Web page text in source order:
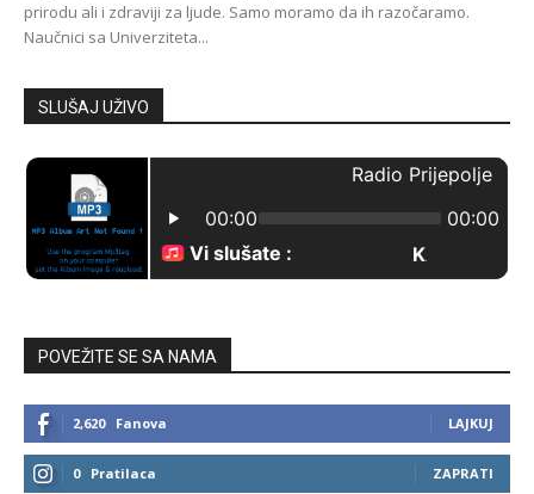
prirodu ali i zdraviji za ljude. Samo moramo da ih razočaramo.
Naučnici sa Univerziteta...
SLUŠAJ UŽIVO
POVEŽITE SE SA NAMA
2,620 Fanova LAJKUJ
0 Pratilaca ZAPRATI